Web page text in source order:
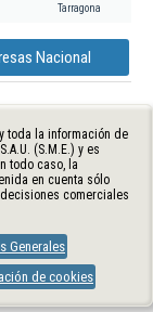
Tarragona
Nacional
toda la información de
(S.M.E.) y es
todo caso, la
en cuenta sólo
comerciales
Generales
de cookies